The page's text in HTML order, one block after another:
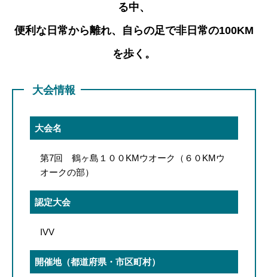
る中、
便利な日常から離れ、自らの足で非日常の100KM
を歩く。
大会情報
大会名
第7回 鶴ヶ島１００KMウオーク（６０KMウ
オークの部）
認定大会
IVV
開催地（都道府県・市区町村）